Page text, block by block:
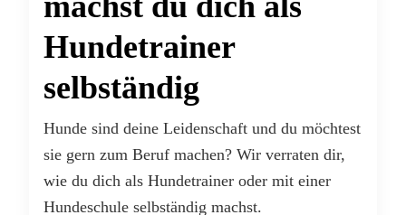
Hundetrainer
selbständig
Hunde sind deine Leidenschaft und du möchtest
sie gern zum Beruf machen? Wir verraten dir,
wie du dich als Hundetrainer oder mit einer
Hundeschule selbständig machst.